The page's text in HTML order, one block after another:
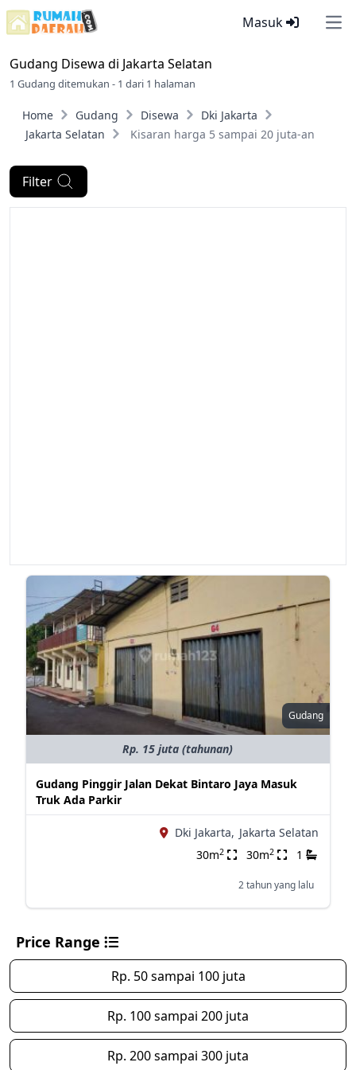
Masuk
Gudang Disewa di Jakarta Selatan
1 Gudang ditemukan - 1 dari 1 halaman
Home Gudang Disewa
Dki Jakarta
Jakarta Selatan
Kisaran harga 5 sampai 20 juta-an
Filter
Gudang
Rp. 15 juta (tahunan)
Gudang Pinggir Jalan Dekat Bintaro Jaya Masuk
Truk Ada Parkir
Dki Jakarta, Jakarta Selatan
30m2 30m2 1
2 tahun yang lalu
Price Range
Rp. 50 sampai 100 juta
Rp. 100 sampai 200 juta
Rp. 200 sampai 300 juta